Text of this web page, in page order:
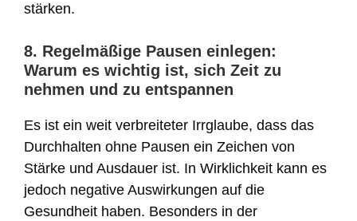
stärken.
8. Regelmäßige Pausen einlegen:
Warum es wichtig ist, sich Zeit zu
nehmen und zu entspannen
Es ist ein weit verbreiteter Irrglaube, dass das
Durchhalten ohne Pausen ein Zeichen von
Stärke und Ausdauer ist. In Wirklichkeit kann es
jedoch negative Auswirkungen auf die
Gesundheit haben. Besonders in der